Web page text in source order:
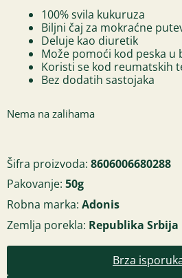
100% svila kukuruza
Biljni čaj za mokraćne
Deluje kao diuretik
Može pomoći kod peska u
Koristi se kod reumatskih
Bez dodatih sastojaka
Nema na zalihama
Šifra proizvoda: 8606006680288
Pakovanje: 50g
Robna marka: Adonis
Zemlja porekla: Republika Srbija
Brza